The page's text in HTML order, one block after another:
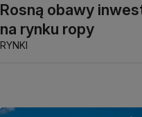
Rosną obawy
na rynku ropy
RYNKI